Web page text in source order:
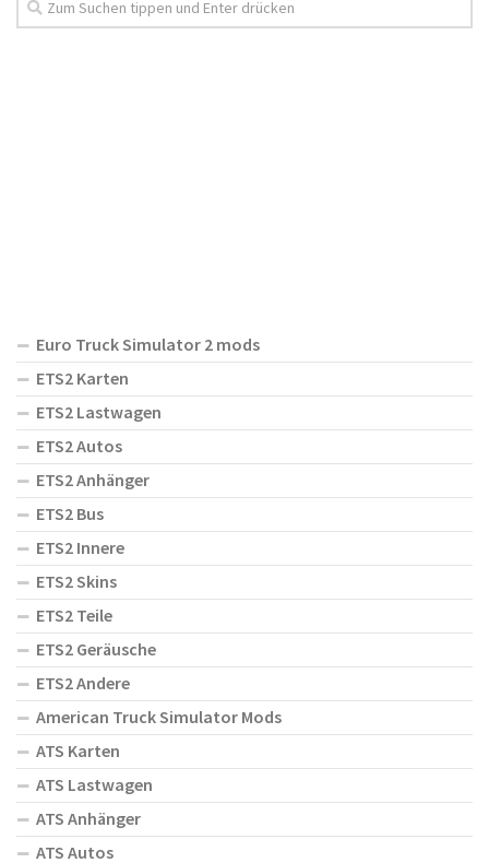
Euro Truck Simulator 2 mods
ETS2 Karten
ETS2 Lastwagen
ETS2 Autos
ETS2 Anhänger
ETS2 Bus
ETS2 Innere
ETS2 Skins
ETS2 Teile
ETS2 Geräusche
ETS2 Andere
American Truck Simulator Mods
ATS Karten
ATS Lastwagen
ATS Anhänger
ATS Autos